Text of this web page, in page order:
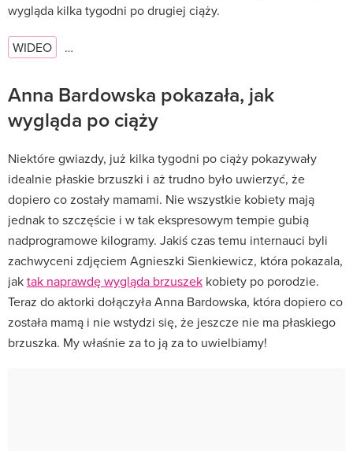
wygląda kilka tygodni po drugiej ciąży.
WIDEO …
Anna Bardowska pokazała, jak
wygląda po ciąży
Niektóre gwiazdy, już kilka tygodni po ciąży pokazywały
idealnie płaskie brzuszki i aż trudno było uwierzyć, że
dopiero co zostały mamami. Nie wszystkie kobiety mają
jednak to szczęście i w tak ekspresowym tempie gubią
nadprogramowe kilogramy. Jakiś czas temu internauci byli
zachwyceni zdjęciem Agnieszki Sienkiewicz, która pokazala,
jaktak naprawdę wygląda brzuszek kobiety po porodzie.
Teraz do aktorki dołączyła Anna Bardowska, która dopiero co
została mamą i nie wstydzi się, że jeszcze nie ma płaskiego
brzuszka. My właśnie za to ją za to uwielbiamy!